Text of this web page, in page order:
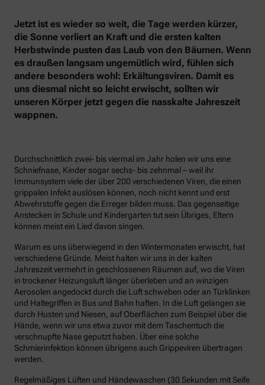
Jetzt ist es wieder so weit, die Tage werden kürzer,
die Sonne verliert an Kraft und die ersten kalten
Herbstwinde pusten das Laub von den Bäumen. Wenn
es draußen langsam ungemütlich wird, fühlen sich
andere besonders wohl: Erkältungsviren. Damit es
uns diesmal nicht so leicht erwischt, sollten wir
unseren Körper jetzt gegen die nasskalte Jahreszeit
wappnen.
Durchschnittlich zwei- bis viermal im Jahr holen wir uns eine
Schniefnase, Kinder sogar sechs- bis zehnmal – weil ihr
Immunsystem viele der über 200 verschiedenen Viren, die einen
grippalen Infekt auslösen können, noch nicht kennt und erst
Abwehrstoffe gegen die Erreger bilden muss. Das gegenseitige
Anstecken in Schule und Kindergarten tut sein Übriges, Eltern
können meist ein Lied davon singen.
Warum es uns überwiegend in den Wintermonaten erwischt, hat
verschiedene Gründe. Meist halten wir uns in der kalten
Jahreszeit vermehrt in geschlossenen Räumen auf, wo die Viren
in trockener Heizungsluft länger überleben und an winzigen
Aerosolen angedockt durch die Luft schweben oder an Türklinken
und Haltegriffen in Bus und Bahn haften. In die Luft gelangen sie
durch Husten und Niesen, auf Oberflächen zum Beispiel über die
Hände, wenn wir uns etwa zuvor mit dem Taschentuch die
verschnupfte Nase geputzt haben. Über eine solche
Schmierinfektion können übrigens auch Grippeviren übertragen
werden.
Regelmäßiges Lüften und Händewaschen (30 Sekunden mit Seife